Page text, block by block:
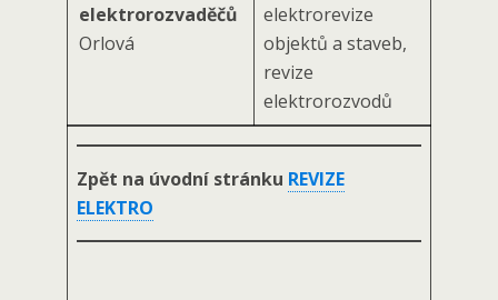
elektrorozvaděčů
Orlová
elektrorevize
objektů a staveb,
revize
elektrorozvodů
Zpět na úvodní stránku REVIZE
ELEKTRO